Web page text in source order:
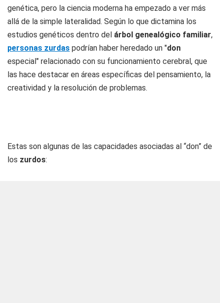
genética, pero la ciencia moderna ha empezado a ver más
allá de la simple lateralidad. Según lo que dictamina los
estudios genéticos dentro del árbol genealógico familiar,
personas zurdas podrían haber heredado un "don
especial" relacionado con su funcionamiento cerebral, que
las hace destacar en áreas específicas del pensamiento, la
creatividad y la resolución de problemas.
Estas son algunas de las capacidades asociadas al “don” de
los zurdos: